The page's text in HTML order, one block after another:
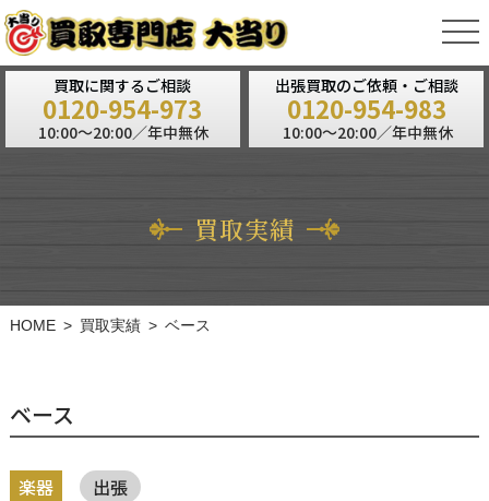
買取に関するご相談
0120-954-973
10:00～20:00／年中無休
出張買取のご依頼・ご相談
0120-954-983
10:00～20:00／年中無休
買取実績
HOME 買取実績 ベース
ベース
楽器 出張